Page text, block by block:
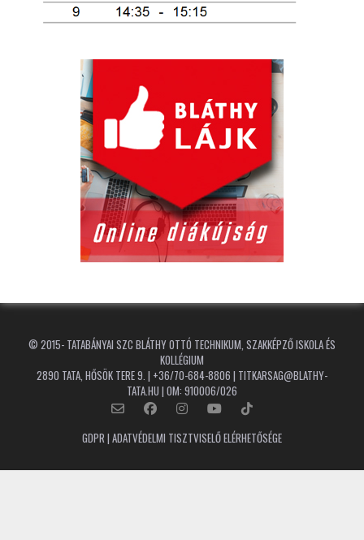
© 2015- TATABÁNYAI SZC BLÁTHY OTTÓ TECHNIKUM, SZAKKÉPZŐ ISKOLA ÉS
KOLLÉGIUM
2890 TATA, HŐSÖK TERE 9. | +36/70-684-8806 | TITKARSAG@BLATHY-
TATA.HU | OM: 910006/026
GDPR | ADATVÉDELMI TISZTVISELŐ ELÉRHETŐSÉGE